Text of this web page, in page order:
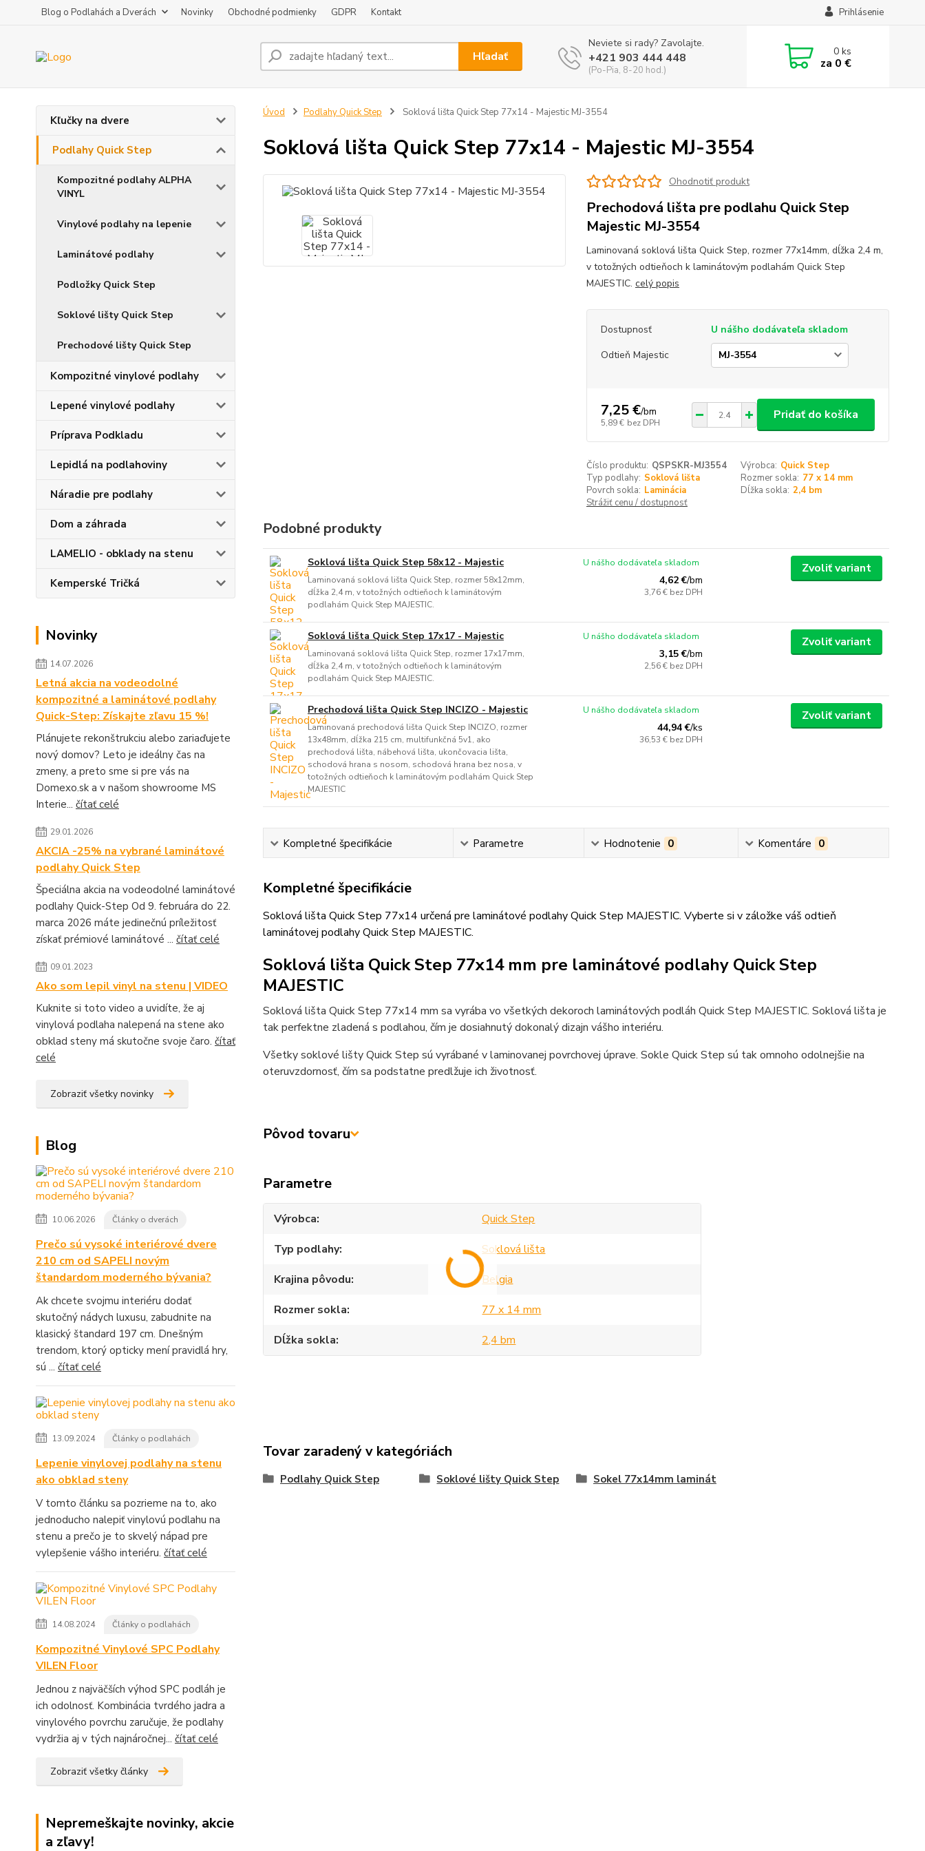
Blog o Podlahách a Dverách Novinky Obchodné podmienky GDPR Kontakt Prihlásenie
Hľadať
Neviete si rady? Zavolajte.
+421 903 444 448
(Po-Pia, 8-20 hod.)
0ks
za 0 €
Kľučky na dvere
Podlahy Quick Step
Kompozitné podlahy ALPHA
VINYL
Vinylové podlahy na lepenie
Laminátové podlahy
Podložky Quick Step
Soklové lišty Quick Step
Prechodové lišty Quick Step
Kompozitné vinylové podlahy
Lepené vinylové podlahy
Príprava Podkladu
Lepidlá na podlahoviny
Náradie pre podlahy
Dom a záhrada
LAMELIO - obklady na stenu
Kemperské Tričká
Novinky
14.07.2026
Letná akcia na vodeodolné
kompozitné a laminátové podlahy
Quick-Step: Získajte zľavu 15 %!
Plánujete rekonštrukciu alebo zariaďujete
nový domov? Leto je ideálny čas na
zmeny, a preto sme si pre vás na
Domexo.sk a v našom showroome MS
Interie... čítať celé
29.01.2026
AKCIA -25% na vybrané laminátové
podlahy Quick Step
Špeciálna akcia na vodeodolné laminátové
podlahy Quick-Step Od 9. februára do 22.
marca 2026 máte jedinečnú príležitosť
získať prémiové laminátové ... čítať celé
09.01.2023
Ako som lepil vinyl na stenu | VIDEO
Kuknite si toto video a uvidíte, že aj
vinylová podlaha nalepená na stene ako
obklad steny má skutočne svoje čaro. čítať
celé
Zobraziť všetky novinky
Blog
10.06.2026 Články o dverách
Prečo sú vysoké interiérové dvere
210 cm od SAPELI novým
štandardom moderného bývania?
Ak chcete svojmu interiéru dodať
skutočný nádych luxusu, zabudnite na
klasický štandard 197 cm. Dnešným
trendom, ktorý opticky mení pravidlá hry,
sú ... čítať celé
13.09.2024 Články o podlahách
Lepenie vinylovej podlahy na stenu
ako obklad steny
V tomto článku sa pozrieme na to, ako
jednoducho nalepiť vinylovú podlahu na
stenu a prečo je to skvelý nápad pre
vylepšenie vášho interiéru. čítať celé
14.08.2024 Články o podlahách
Kompozitné Vinylové SPC Podlahy
VILEN Floor
Jednou z najväčších výhod SPC podláh je
ich odolnosť. Kombinácia tvrdého jadra a
vinylového povrchu zaručuje, že podlahy
vydržia aj v tých najnáročnej... čítať celé
Zobraziť všetky články
Nepremeškajte novinky, akcie
a zľavy!
Úvod Podlahy Quick Step Soklová lišta Quick Step 77x14 - Majestic MJ-3554
Soklová lišta Quick Step 77x14 - Majestic MJ-3554
Ohodnotiť produkt
Prechodová lišta pre podlahu Quick Step
Majestic MJ-3554
Laminovaná soklová lišta Quick Step, rozmer 77x14mm, dĺžka 2,4 m,
v totožných odtieňoch k laminátovým podlahám Quick Step
MAJESTIC. celý popis
Dostupnosť
U nášho dodávateľa skladom
Odtieň Majestic
7,25 €/bm
5,89 € bez DPH
Pridať do košíka
Číslo produktu: QSPSKR-MJ3554 Výrobca: Quick Step
Typ podlahy: Soklová lišta Rozmer sokla: 77 x 14 mm
Povrch sokla: Laminácia Dĺžka sokla: 2,4 bm
Strážiť cenu / dostupnosť
Podobné produkty
Soklová lišta Quick Step 58x12 - Majestic
Laminovaná soklová lišta Quick Step, rozmer 58x12mm,
dĺžka 2,4 m, v totožných odtieňoch k laminátovým
podlahám Quick Step MAJESTIC.
4,62 €/bm
3,76 € bez DPH
U nášho dodávateľa skladom Zvoliť variant
Soklová lišta Quick Step 17x17 - Majestic
Laminovaná soklová lišta Quick Step, rozmer 17x17mm,
dĺžka 2,4 m, v totožných odtieňoch k laminátovým
podlahám Quick Step MAJESTIC.
3,15 €/bm
2,56 € bez DPH
U nášho dodávateľa skladom Zvoliť variant
Prechodová lišta Quick Step INCIZO - Majestic
Laminovaná prechodová lišta Quick Step INCIZO, rozmer
13x48mm, dĺžka 215 cm, multifunkčná 5v1, ako
prechodová lišta, nábehová lišta, ukončovacia lišta,
schodová hrana s nosom, schodová hrana bez nosa, v
totožných odtieňoch k laminátovým podlahám Quick Step
MAJESTIC
44,94 €/ks
36,53 € bez DPH
U nášho dodávateľa skladom Zvoliť variant
Kompletné špecifikácie Parametre Hodnotenie 0 Komentáre 0
Kompletné špecifikácie
Soklová lišta Quick Step 77x14 určená pre laminátové podlahy Quick Step MAJESTIC. Vyberte si v záložke váš odtieň
laminátovej podlahy Quick Step MAJESTIC.
Soklová lišta Quick Step 77x14 mm pre laminátové podlahy Quick Step
MAJESTIC
Soklová lišta Quick Step 77x14 mm sa vyrába vo všetkých dekoroch laminátových podláh Quick Step MAJESTIC. Soklová lišta je
tak perfektne zladená s podlahou, čím je dosiahnutý dokonalý dizajn vášho interiéru.
Všetky soklové lišty Quick Step sú vyrábané v laminovanej povrchovej úprave. Sokle Quick Step sú tak omnoho odolnejšie na
oteruvzdornosť, čím sa podstatne predlžuje ich životnosť.
Pôvod tovaru
Parametre
Výrobca
Quick Step
Typ podlahy
Soklová lišta
Krajina pôvodu
Belgia
Rozmer sokla
77 x 14 mm
Dĺžka sokla
2,4 bm
Tovar zaradený v kategóriách
Podlahy Quick Step Soklové lišty Quick Step Sokel 77x14mm laminát